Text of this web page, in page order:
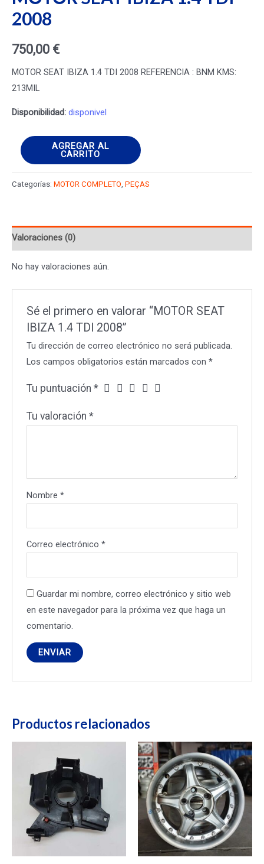
2008
750,00 €
MOTOR SEAT IBIZA 1.4 TDI 2008 REFERENCIA : BNM KMS:
213MIL
Disponibilidad: disponivel
MOTOR
SEAT
IBIZA
cantidad
AGREGAR AL
CARRITO
Categorías: MOTOR COMPLETO PEÇAS
Valoraciones (0)
No hay valoraciones aún.
Sé el primero en valorar “MOTOR SEAT
IBIZA 1.4 TDI 2008”
Tu dirección de correo electrónico no será publicada.
Los campos obligatorios están marcados con*
Tu puntuación*
Tu valoración*
Nombre*
Correo electrónico*
Guardar mi nombre, correo electrónico y sitio web
en este navegador para la próxima vez que haga un
comentario.
Productos relacionados